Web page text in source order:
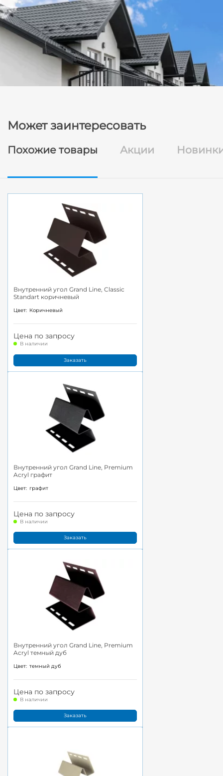
Может заинтересовать
Похожие товары Акции
Внутренний угол Grand Line, Classic
Standart коричневый
Цвет: Коричневый
Цена по запросу
В наличии
Заказать
Внутренний угол Grand Line, Premium
Acryl графит
Цвет: графит
Цена по запросу
В наличии
Заказать
Внутренний угол Grand Line, Premium
Acryl темный дуб
Цвет: темный дуб
Цена по запросу
В наличии
Заказать